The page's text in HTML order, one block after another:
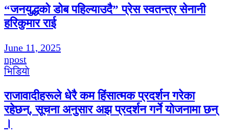
“जनयुद्धको डोब पहिल्याउदै” प्रेस स्वतन्त्र सेनानी
हरिकुमार राई
June 11, 2025
npost
भिडियाे
राजावादीहरूले धेरै कम हिंसात्मक प्रदर्शन गरेका
रहेछन्, सूचना अनुसार अझ प्रदर्शन गर्ने योजनामा छन्
।